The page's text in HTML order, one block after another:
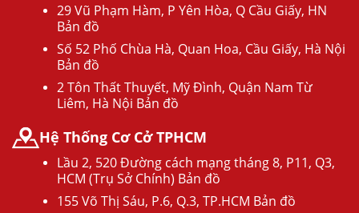
29 Vũ Phạm Hàm, P Yên Hòa, Q Cầu Giấy, HN
Bản đồ
Số 52 Phố Chùa Hà, Quan Hoa, Cầu Giấy, Hà Nội
Bản đồ
2 Tôn Thất Thuyết, Mỹ Đình, Quận Nam Từ
Liêm, Hà Nội Bản đồ
Hệ Thống Cơ Cở TPHCM
Lầu 2, 520 Đường cách mạng tháng 8, P11, Q3,
HCM (Trụ Sở Chính) Bản đồ
155 Võ Thị Sáu, P.6, Q.3, TP.HCM Bản đồ